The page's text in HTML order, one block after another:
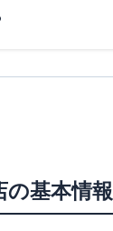
の基本情報